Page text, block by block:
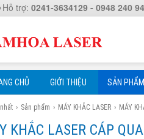
Hỗ trợ: 0241-3634129 - 0948 240
CHỦ GIỚI THIỆU SẢN PHẨM
› Sản phẩm › MÁY KHẮC LASER › MÁY
KHẮC LASER CÁP